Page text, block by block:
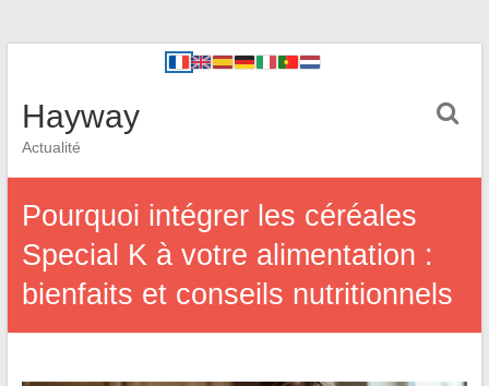
Hayway
Actualité
Pourquoi intégrer les céréales
Special K à votre alimentation :
bienfaits et conseils nutritionnels